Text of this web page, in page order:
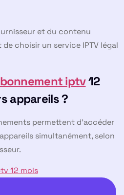
et du contenu
choisir un service IPTV légal
iptv12
appareils ?
permettent d’accéder
simultanément, selon
12 mois